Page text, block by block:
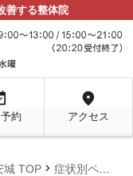
善する整体院
約
location_on
アクセス
城 TOP chevron_right 症状別ページ